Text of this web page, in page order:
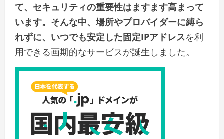
て、セキュリティの重要性はますます高まって
います。そんな中、場所やプロバイダーに縛ら
れずに、いつでも安定した固定IPアドレスを利
用できる画期的なサービスが誕生しました。